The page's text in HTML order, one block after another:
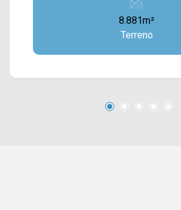
usada para um salão industrial. Localizado
próximo à Av. Suzimara de Lurdes
Antônio Centurione Boer e Rod.
Esta região conta com
restaurantes. Entre em contato com a equipe da
e Telefone: (19) 3475-4546 ARBIX IMÓVEIS -
8.881m²
Terreno